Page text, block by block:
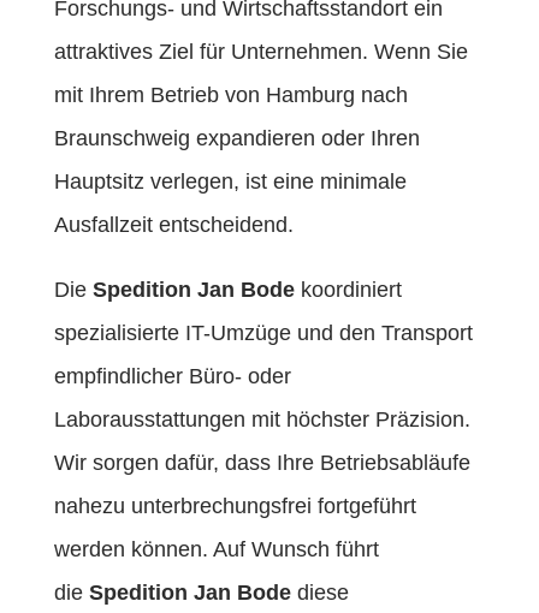
Forschungs- und Wirtschaftsstandort ein
attraktives Ziel für Unternehmen. Wenn Sie
mit Ihrem Betrieb von Hamburg nach
Braunschweig expandieren oder Ihren
Hauptsitz verlegen, ist eine minimale
Ausfallzeit entscheidend.
Die Spedition Jan Bode koordiniert
spezialisierte IT-Umzüge und den Transport
empfindlicher Büro- oder
Laborausstattungen mit höchster Präzision.
Wir sorgen dafür, dass Ihre Betriebsabläufe
nahezu unterbrechungsfrei fortgeführt
werden können. Auf Wunsch führt
die Spedition Jan Bode diese